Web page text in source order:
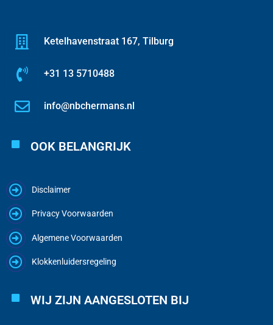
Ketelhavenstraat 167, Tilburg
+31 13 5710488
info@nbchermans.nl
OOK BELANGRIJK
Disclaimer
Privacy Voorwaarden
Algemene Voorwaarden
Klokkenluidersregeling
WIJ ZIJN AANGESLOTEN BIJ